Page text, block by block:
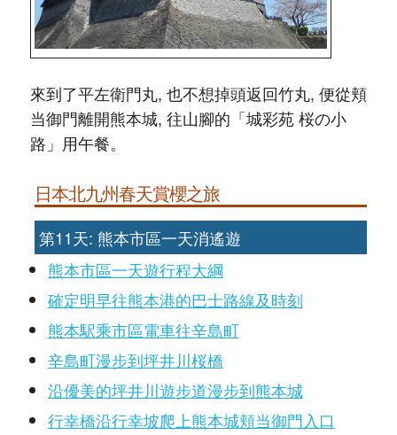
來到了平左衛門丸, 也不想掉頭返回竹丸, 便從頬
当御門離開熊本城, 往山腳的「城彩苑 桜の小
路」用午餐。
日本北九州春天賞櫻之旅
第11天: 熊本市區一天消遙遊
熊本市區一天遊行程大綱
確定明早往熊本港的巴士路線及時刻
熊本駅乘市區電車往辛島町
辛島町漫步到坪井川桜橋
沿優美的坪井川遊步道漫步到熊本城
行幸橋沿行幸坡爬上熊本城頬当御門入口